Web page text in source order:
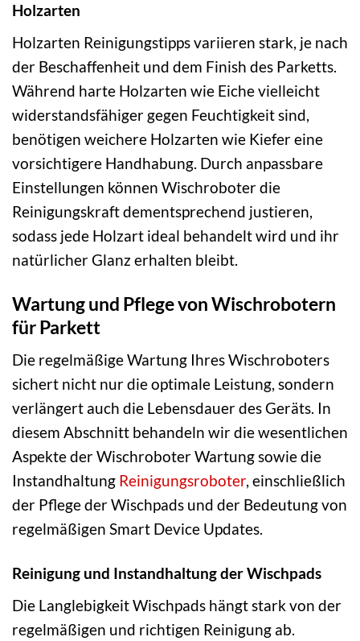
Holzarten
Holzarten Reinigungstipps variieren stark, je nach
der Beschaffenheit und dem Finish des Parketts.
Während harte Holzarten wie Eiche vielleicht
widerstandsfähiger gegen Feuchtigkeit sind,
benötigen weichere Holzarten wie Kiefer eine
vorsichtigere Handhabung. Durch anpassbare
Einstellungen können Wischroboter die
Reinigungskraft dementsprechend justieren,
sodass jede Holzart ideal behandelt wird und ihr
natürlicher Glanz erhalten bleibt.
Wartung und Pflege von Wischrobotern
für Parkett
Die regelmäßige Wartung Ihres Wischroboters
sichert nicht nur die optimale Leistung, sondern
verlängert auch die Lebensdauer des Geräts. In
diesem Abschnitt behandeln wir die wesentlichen
Aspekte der Wischroboter Wartung sowie die
Instandhaltung Reinigungsroboter, einschließlich
der Pflege der Wischpads und der Bedeutung von
regelmäßigen Smart Device Updates.
Reinigung und Instandhaltung der Wischpads
Die Langlebigkeit Wischpads hängt stark von der
regelmäßigen und richtigen Reinigung ab.